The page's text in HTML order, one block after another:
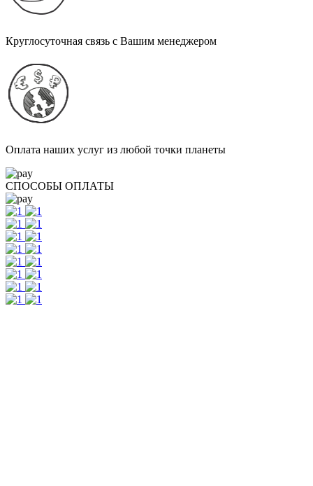
Круглосуточная связь с Вашим менеджером
Оплата наших услуг из любой точки планеты
СПОСОБЫ ОПЛАТЫ